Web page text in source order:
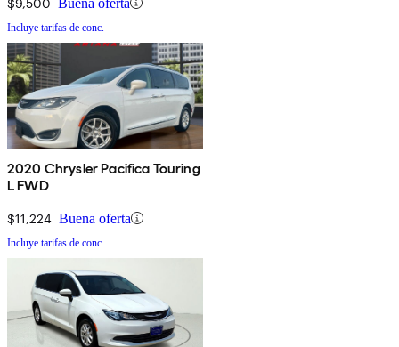
Incluye tarifas de conc.
2020 Chrysler Pacifica Touring
L FWD
$11,224 Buena oferta
Incluye tarifas de conc.